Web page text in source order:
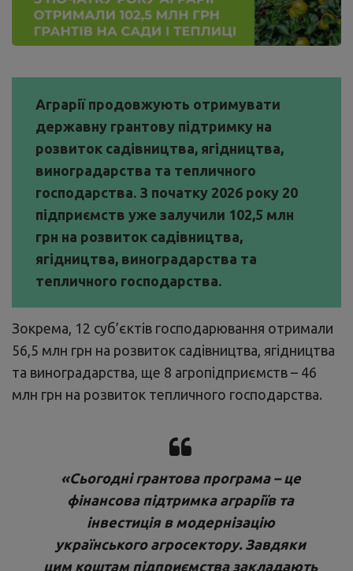
Аграрії продовжують отримувати
державну грантову підтримку на
розвиток садівництва, ягідництва,
виноградарства та тепличного
господарства. З початку 2026 року 20
підприємств уже залучили 102,5 млн
грн на розвиток садівництва,
ягідництва, виноградарства та
Зокрема, 12 суб’єктів господарювання отримали
56,5 млн грн на розвиток садівництва, ягідництва
та виноградарства, ще 8 агропідприємств – 46
«Сьогодні грантова програма – це
фінансова підтримка аграріїв та
інвестиція в модернізацію
українського агросектору. Завдяки